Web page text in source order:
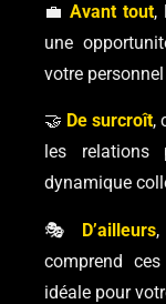
💼Avant tout,
une
votre
🤝 De surcroît,
les relations
dynamique
🎭 D’ailleurs,
comprend
idéale pour